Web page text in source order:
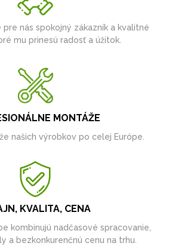
nás spokojný zákazník a kvalitné
mu prinesú radosť a úžitok.
MONTÁŽE
našich výrobkov po celej Európe.
KVALITA, CENA
kombinujú nadčasové spracovanie,
a bezkonkurenčnú cenu na trhu.